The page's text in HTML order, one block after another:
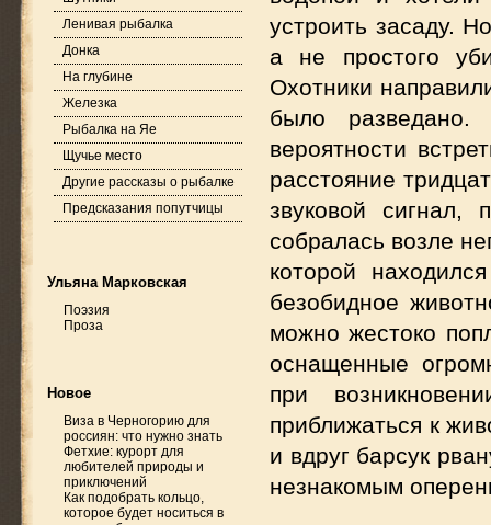
Ленивая рыбалка
Донка
На глубине
Железка
Рыбалка на Яе
Щучье место
Другие рассказы о рыбалке
Предсказания попутчицы
Ульяна Марковская
Поэзия
Проза
Новое
Виза в Черногорию для
россиян: что нужно знать
Фетхие: курорт для
любителей природы и
приключений
Как подобрать кольцо,
которое будет носиться в
устроить засаду.
а не простого
Охотники
было
вероятности
расстояние
звуковой сигнал,
собралась возле
которой
безобидное
можно жестоко
оснащенные
при
приближаться к
и вдруг барсук
незнакомым